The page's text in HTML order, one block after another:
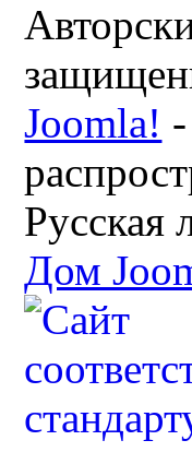
Joomla!
Русская
Дом